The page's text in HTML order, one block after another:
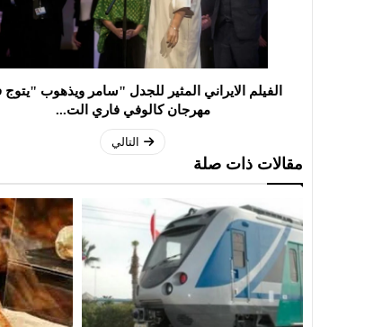
الفيلم الايراني المثير للجدل "سامر ويذهوب
مهرجان كالوفي فاري الت...
التالي
مقالات ذات صلة